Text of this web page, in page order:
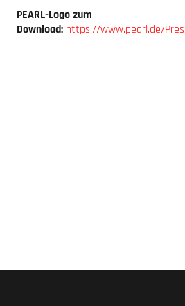
PEARL-Logo zum
Download: https://www.pearl.de/